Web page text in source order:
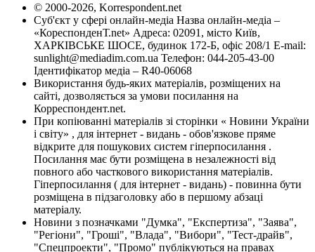
© 2000-2026, Korrespondent.net
Суб'єкт у сфері онлайн-медіа Назва онлайн-медіа –
«КореспонденТ.net» Адреса: 02091, місто Київ,
ХАРКІВСЬКЕ ШОСЕ, будинок 172-Б, офіс 208/1 E-mail:
sunlight@mediadim.com.ua Телефон: 044-205-43-00
Ідентифікатор медіа – R40-06068
Використання будь-яких матеріалів, розміщених на
сайті, дозволяється за умови посилання на
Корреспондент.net.
При копіюванні матеріалів зі сторінки « Новини України
і світу» , для інтернет - видань - обов'язкове пряме
відкрите для пошукових систем гіперпосилання .
Посилання має бути розміщена в незалежності від
повного або часткового використання матеріалів.
Гіперпосилання ( для інтернет - видань) - повинна бути
розміщена в підзаголовку або в першому абзаці
матеріалу.
Новини з позначками "Думка", "Експертиза", "Заява",
"Регіони", "Гроші", "Влада", "Вибори", "Тест-драйв",
"Спецпроекти", "Промо" публікуються на правах